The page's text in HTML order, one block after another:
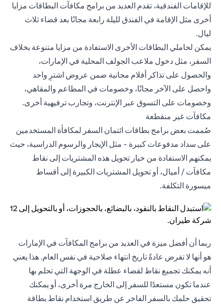
للإقامات الفندقية، تقدم العديد من برامج مكافآت البطاقات مزايا
أخرى مثل الإقامة في الفندق لليلة رابعة مجانًا بعد قضاء ثلاث
ليال.
يمكن لحاملي البطاقات الأخرى الاستفادة من مزايا متنوعة بخلاف
السفر، مثل دخول ملاعب الجولف المحلية في الإمارات،
والحصول على تذاكر أفلام مجانية ضمن عروض اشترِ واحد
واحصل على الآخر مجانًا، وخصومات في المطاعم والمقاهي،
وخصومات على التسوق عبر الإنترنت، وتجارب ترفيهية أخرى.
مكافآت غير منقطعة
صُممت بعض برامج بطاقات ائتمان السفر لمكافأة المستخدمين
على سداد مدفوعات كبيرة - مثل الإيجار والرسوم الدراسية، حيث
يمكنهم الاستفادة من خيار تحويل هذه المشتريات إلى نقاط
مكافآت / أميال، أو تحويل المشتريات الكبيرة إلى أقساط
ميسورة التكلفة.
ربما أن أفضل ميزة في العديد من برامج المكافآت في الإمارات
هو أنها لا تفرض عادةً تاريخ انتهاء صلاحية في نفس العام. هذا يعني
أنه يمكنك تجميع نقاط لقضاء عطلة في الوجهة التي تحلم بها
عندما تكون مستعدًا للسفر إلى الخارج مرة أخرى، أو يمكنك
تحقيق حلمك بالسفر الفاخر عن طريق استخدام نقاط بطاقة